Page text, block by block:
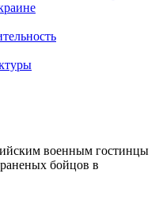
военным гостинцы
бойцов в